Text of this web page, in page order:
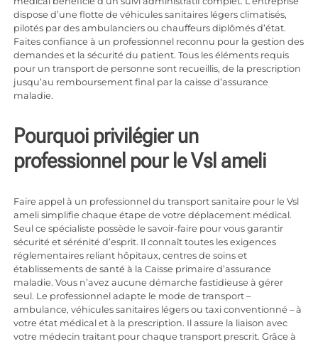
dispose d’une flotte de véhicules sanitaires légers climatisés,
pilotés par des ambulanciers ou chauffeurs diplômés d’état.
Faites confiance à un professionnel reconnu pour la gestion des
demandes et la sécurité du patient. Tous les éléments requis
pour un transport de personne sont recueillis, de la prescription
jusqu’au remboursement final par la caisse d’assurance
maladie.
Pourquoi privilégier un
professionnel pour le Vsl ameli
Faire appel à un professionnel du transport sanitaire pour le Vsl
ameli simplifie chaque étape de votre déplacement médical.
Seul ce spécialiste possède le savoir-faire pour vous garantir
sécurité et sérénité d’esprit. Il connaît toutes les exigences
réglementaires reliant hôpitaux, centres de soins et
établissements de santé à la Caisse primaire d’assurance
maladie. Vous n’avez aucune démarche fastidieuse à gérer
seul. Le professionnel adapte le mode de transport –
ambulance, véhicules sanitaires légers ou taxi conventionné – à
votre état médical et à la prescription. Il assure la liaison avec
votre médecin traitant pour chaque transport prescrit. Grâce à